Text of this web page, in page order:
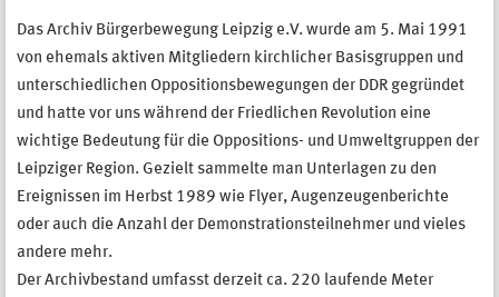
Das Archiv Bürgerbewegung Leipzig e.V. wurde am 5. Mai 1991
von ehemals aktiven Mitgliedern kirchlicher Basisgruppen und
unterschiedlichen Oppositionsbewegungen der DDR gegründet
und hatte vor uns während der Friedlichen Revolution eine
wichtige Bedeutung für die Oppositions- und Umweltgruppen der
Leipziger Region. Gezielt sammelte man Unterlagen zu den
Ereignissen im Herbst 1989 wie Flyer, Augenzeugenberichte
oder auch die Anzahl der Demonstrationsteilnehmer und vieles
andere mehr.
Der Archivbestand umfasst derzeit ca. 220 laufende Meter